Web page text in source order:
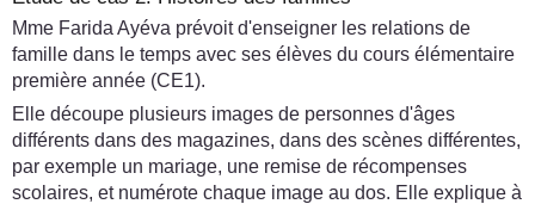
Mme Farida Ayéva prévoit d'enseigner les relations de
famille dans le temps avec ses élèves du cours élémentaire
première année (CE1).
Elle découpe plusieurs images de personnes d'âges
différents dans des magazines, dans des scènes différentes,
par exemple un mariage, une remise de récompenses
scolaires, et numérote chaque image au dos. Elle explique à